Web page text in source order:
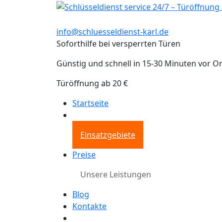
info@schluesseldienst-karl.de
Soforthilfe bei versperrten Türen
Günstig und schnell in 15-30 Minuten vor
Türöffnung ab 20 €
Startseite
Einsatzgebiete
Preise
Unsere Leistungen
Blog
Kontakte